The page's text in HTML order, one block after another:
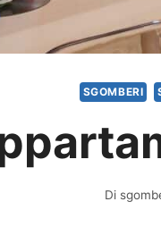
SGOMBERI
Di